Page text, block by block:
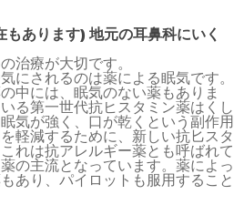
あります) 地元の耳鼻科にいく
治療が大切です。
にされるのは薬による眠気です。
中には、眠気のない薬もありま
る第一世代抗ヒスタミン薬はくし
気が強く、口が乾くという副作用
軽減するために、新しい抗匕スタ
れは抗アレルギー薬とも呼ばれて
の主流となっています。薬によっ
あり、パイロットも服用すること